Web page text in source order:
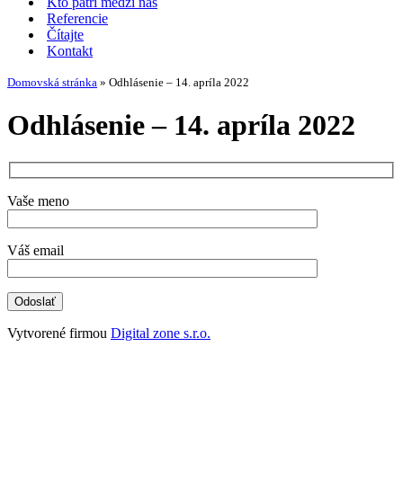
Referencie
Čítajte
Kontakt
Domovská stránka » Odhlásenie – 14. apríla 2022
Odhlásenie – 14. apríla 2022
Vaše meno
Váš email
Vytvorené firmou Digital zone s.r.o.